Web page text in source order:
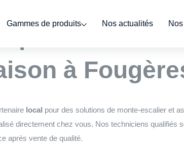
Gammes de produits Nos actualités
monte
à
local pour des solutions de monte-escalier et
directement chez vous. Nos techniciens qualifiés
après vente de qualité.